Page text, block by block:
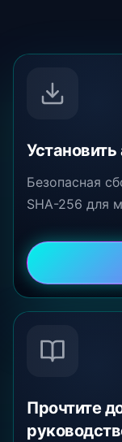
Установить
Безопасная
SHA-256 для
Прочтите